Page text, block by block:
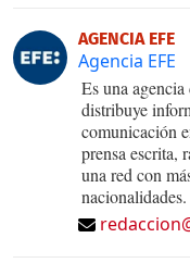
AGENCIA EFE
Agencia EFE
Es una
distribuye
comunicación
prensa escrita,
una red con
nacionalidades.